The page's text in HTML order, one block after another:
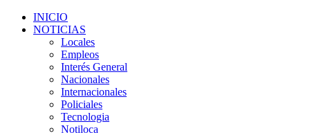
INICIO
NOTICIAS
Locales
Empleos
Interés General
Nacionales
Internacionales
Policiales
Tecnologia
Notiloca